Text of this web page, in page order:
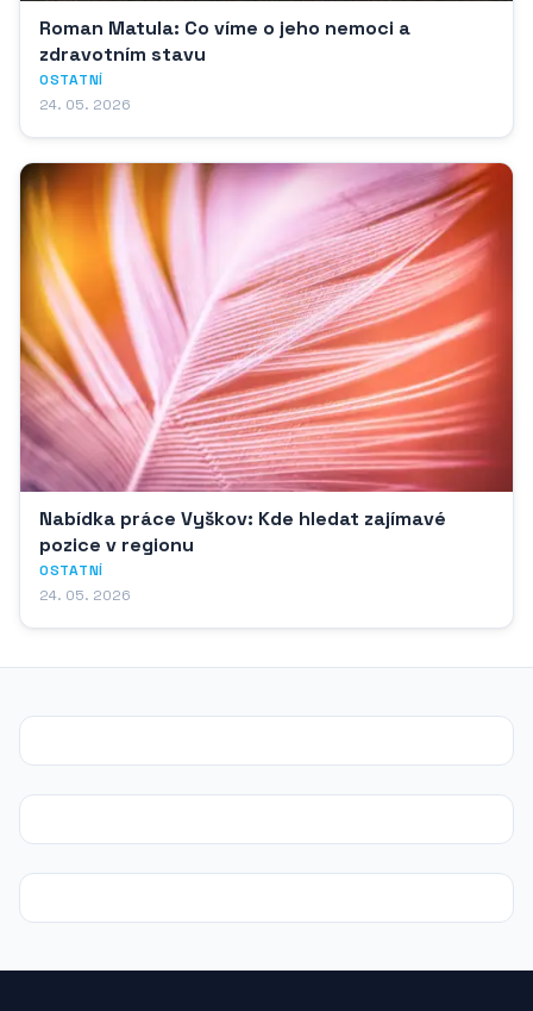
Roman Matula: Co víme o jeho nemoci a
zdravotním stavu
OSTATNÍ
24. 05. 2026
Nabídka práce Vyškov: Kde hledat zajímavé
pozice v regionu
OSTATNÍ
24. 05. 2026